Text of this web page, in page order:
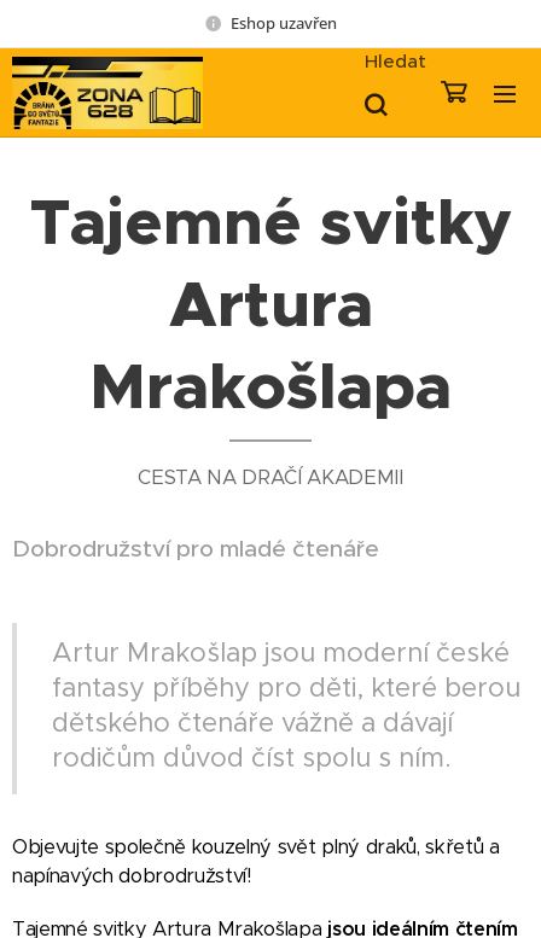
Eshop uzavřen
Hledat
Tajemné svitky
Artura
Mrakošlapa
CESTA NA DRAČÍ AKADEMII
Dobrodružství pro mladé čtenáře
Artur Mrakošlap jsou moderní české
fantasy příběhy pro děti, které berou
dětského čtenáře vážně a dávají
rodičům důvod číst spolu s ním.
Objevujte společně kouzelný svět plný draků, skřetů a
napínavých dobrodružství!
Tajemné svitky Artura Mrakošlapa jsou ideálním čtením